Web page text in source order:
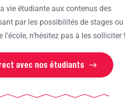
vie étudiante aux contenus des
par les possibilités de stages ou
l’école, n’hésitez pas à les solliciter !
avec nos étudiants